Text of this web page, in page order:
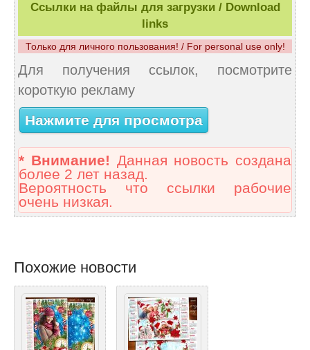
Ссылки на файлы для загрузки / Download
links
Только для личного пользования! / For personal use only!
Для получения ссылок, посмотрите
короткую рекламу
Нажмите для просмотра
* Внимание! Данная новость создана
более 2 лет назад.
Вероятность что ссылки рабочие
очень низкая.
Похожие новости